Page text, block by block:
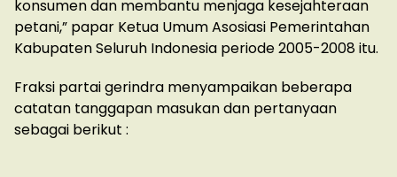
konsumen dan membantu menjaga kesejahteraan
petani,” papar Ketua Umum Asosiasi Pemerintahan
Kabupaten Seluruh Indonesia periode 2005-2008 itu.
Fraksi partai gerindra menyampaikan beberapa
catatan tanggapan masukan dan pertanyaan
sebagai berikut :